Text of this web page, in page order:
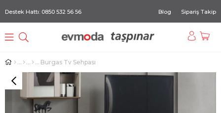
Destek Hattı: 0850 532 56 56 Blog Sipariş Takip
Burgas Tv Sehpası